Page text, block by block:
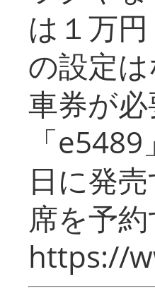
は１万
の設定
車券が
「
日に発
席を予約
https://